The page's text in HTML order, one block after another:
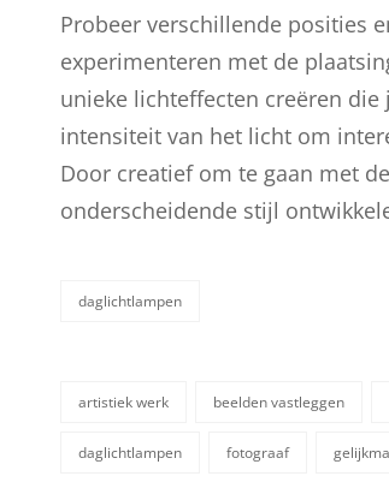
Probeer verschillende posities
experimenteren met de
unieke lichteffecten creëren die
intensiteit van het licht om
Door creatief om te gaan met
onderscheidende stijl
categorieën
daglichtlampen
artistiek werk beelden vastleggen
daglichtlampen fotograaf